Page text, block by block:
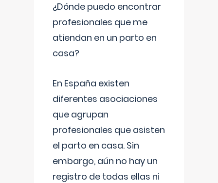
¿Dónde puedo encontrar
profesionales que me
atiendan en un parto en
casa?
En España existen
diferentes asociaciones
que agrupan
profesionales que asisten
el parto en casa. Sin
embargo, aún no hay un
registro de todas ellas ni